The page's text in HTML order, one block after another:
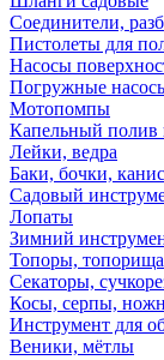
Соединители,
Пистолеты для
Насосы
Погружные
Мотопомпы
Капельный полив
Лейки, ведра
Баки, бочки,
Садовый
Лопаты
Зимний
Топоры, топорища
Секаторы,
Косы, серпы,
Инструмент для
Веники, мётлы